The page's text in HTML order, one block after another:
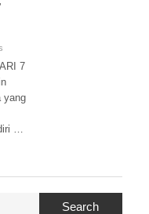
7
yang
…
Search